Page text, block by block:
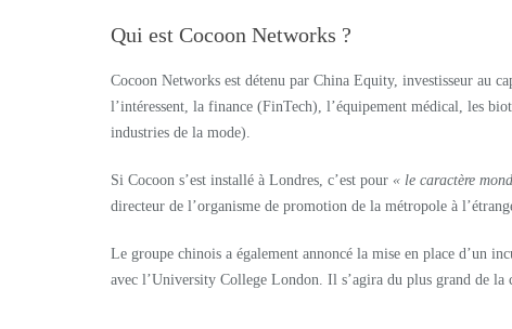
Qui est Cocoon Networks ?
Cocoon Networks est détenu par China Equity, investisseur au
l’intéressent, la finance (FinTech), l’équipement médical, les
industries de la mode).
Si Cocoon s’est installé à Londres, c’est pour « le caractère
directeur de l’organisme de promotion de la métropole à
Le groupe chinois a également annoncé la mise en place d’un
avec l’University College London. Il s’agira du plus grand de la